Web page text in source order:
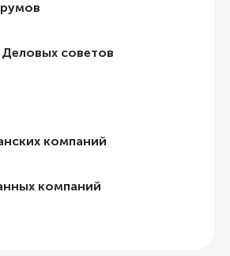
советов
компаний
компаний